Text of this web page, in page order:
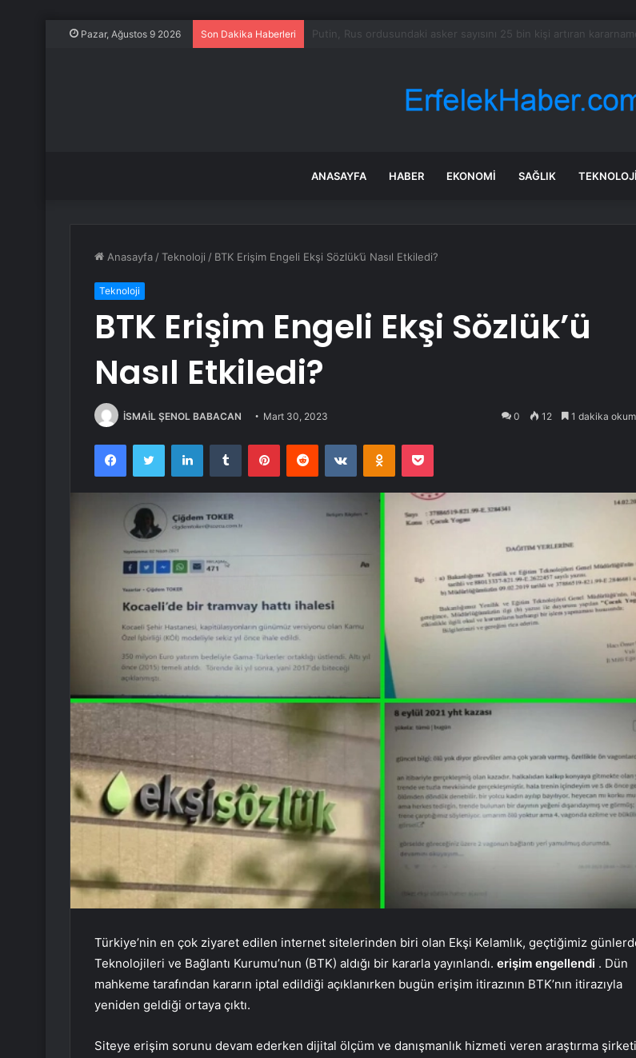
Pazar, Ağustos 9 2026 Son Dakika Haberleri Bıçaklı Saldırıda Hayatını Kaybeden Selçuk Karaman’ın Ailesi
ANASAYFA HABER EKONOMI SAĞLIK TEKNOLOJI
Anasayfa /Teknoloji / BTK Erişim Engeli Ekşi Sözlük’ü Nasıl Etkiledi?
Teknoloji
BTK Erişim Engeli Ekşi Sözlük’ü
Nasıl Etkiledi?
İSMAİL ŞENOL BABACAN Mart 30, 2023 0 12 1 dakika
FacebookTwitter LinkedInTumblr PinterestReddit VKontakteOdnoklassniki
Pocket
Türkiye’nin en çok ziyaret edilen internet sitelerinden biri olan Ekşi Kelamlık, geçtiğimiz
Teknolojileri ve Bağlantı Kurumu’nun (BTK) aldığı bir kararla yayınlandı. erişim engellendi . Dün
mahkeme tarafından kararın iptal edildiği açıklanırken bugün erişim itirazının BTK’nın itirazıyla
yeniden geldiği ortaya çıktı.
Siteye erişim sorunu devam ederken dijital ölçüm ve danışmanlık hizmeti veren araştırma şirketi